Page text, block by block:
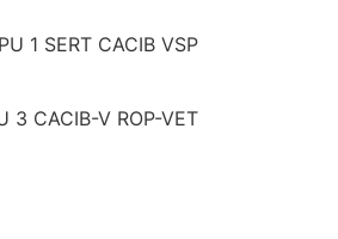
1 SERT CACIB VSP
3 CACIB-V ROP-VET